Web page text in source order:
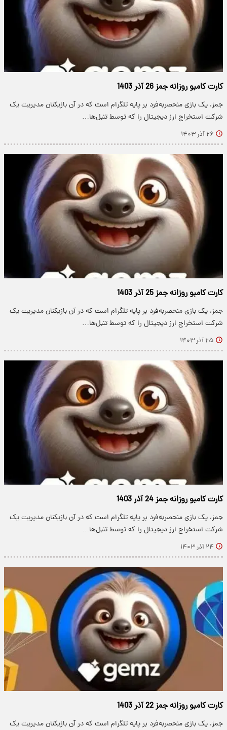
کارت کامبو روزانه جمز 26 آذر 1403
جمز، یک بازی منحصربه‌فرد بر پایه تلگرام است که در آن بازیکنان مدیریت یک
شرکت استخراج ارز دیجیتال را که توسط تنبل‌ها…
۲۶ آذر ۱۴۰۳
کارت کامبو روزانه جمز 25 آذر 1403
جمز، یک بازی منحصربه‌فرد بر پایه تلگرام است که در آن بازیکنان مدیریت یک
شرکت استخراج ارز دیجیتال را که توسط تنبل‌ها…
۲۵ آذر ۱۴۰۳
کارت کامبو روزانه جمز 24 آذر 1403
جمز، یک بازی منحصربه‌فرد بر پایه تلگرام است که در آن بازیکنان مدیریت یک
شرکت استخراج ارز دیجیتال را که توسط تنبل‌ها…
۲۴ آذر ۱۴۰۳
کارت کامبو روزانه جمز 22 آذر 1403
جمز، یک بازی منحصربه‌فرد بر پایه تلگرام است که در آن بازیکنان مدیریت یک